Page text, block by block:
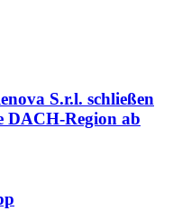
S.r.l. schließen
DACH-Region ab